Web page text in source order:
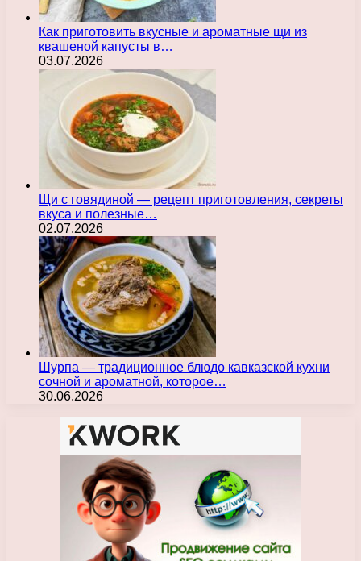
Как приготовить вкусные и ароматные щи из
квашеной капусты в…
03.07.2026
Щи с говядиной — рецепт приготовления, секреты
вкуса и полезные…
02.07.2026
Шурпа — традиционное блюдо кавказской кухни
сочной и ароматной, которое…
30.06.2026